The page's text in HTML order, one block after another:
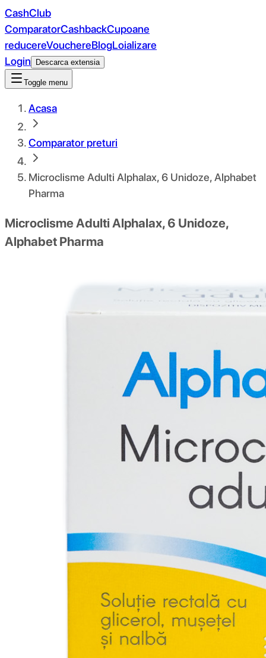
CashClub
ComparatorCashbackCupoane
reducereVouchereBlogLoializare
Login
Descarca extensia
Toggle menu
Acasa
Comparator preturi
Microclisme Adulti Alphalax, 6 Unidoze, Alphabet
Pharma
Microclisme Adulti Alphalax, 6 Unidoze,
Alphabet Pharma